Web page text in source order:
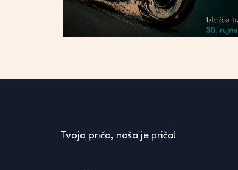
Tvoja priča, naša je priča!